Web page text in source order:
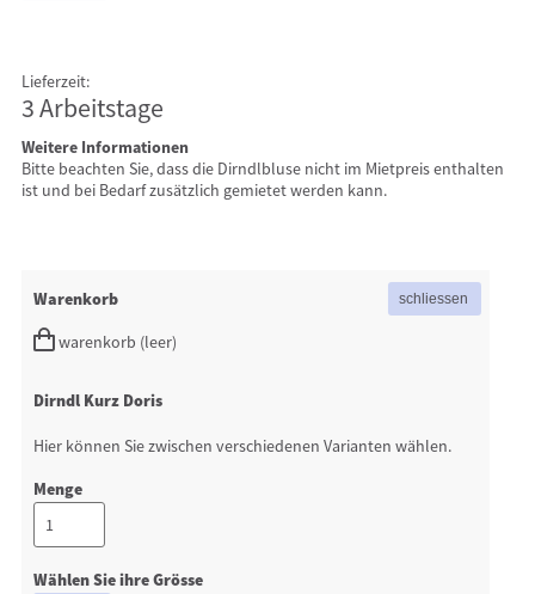
Lieferzeit:
3 Arbeitstage
Weitere Informationen
Bitte beachten Sie, dass die Dirndlbluse nicht im Mietpreis enthalten
ist und bei Bedarf zusätzlich gemietet werden kann.
Warenkorb
warenkorb (leer)
Dirndl Kurz Doris
Hier können Sie zwischen verschiedenen Varianten wählen.
Menge
Wählen Sie ihre Grösse